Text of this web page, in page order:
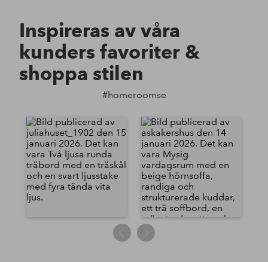
Inspireras av våra
kunders favoriter &
shoppa stilen
#homeroomse